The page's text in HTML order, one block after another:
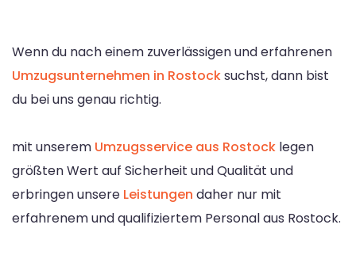
Wenn du nach einem zuverlässigen und erfahrenen
Umzugsunternehmen in Rostocksuchst, dann bist
du bei uns genau richtig.
mit unserem Umzugsservice aus Rostock legen
größten Wert auf Sicherheit und Qualität und
erbringen unsere Leistungen daher nur mit
erfahrenem und qualifiziertem Personal aus Rostock.